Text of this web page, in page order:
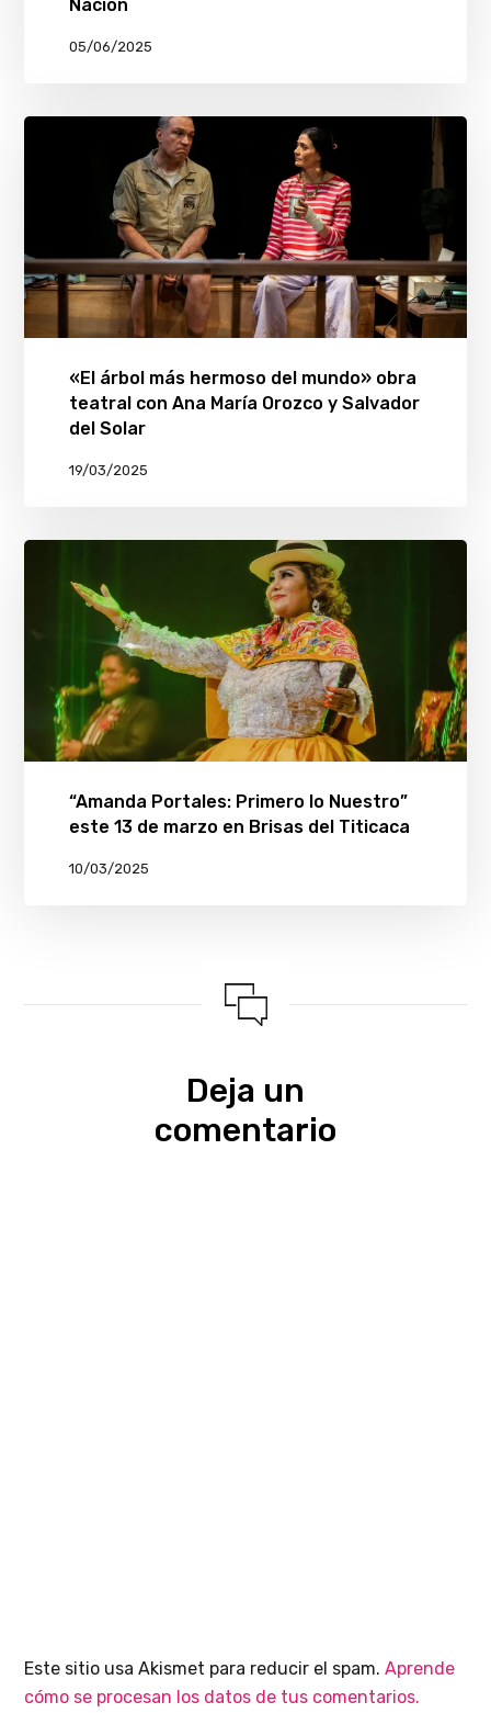
Nación
05/06/2025
«El árbol más hermoso del mundo» obra
teatral con Ana María Orozco y Salvador
del Solar
19/03/2025
“Amanda Portales: Primero lo Nuestro”
este 13 de marzo en Brisas del Titicaca
10/03/2025
Deja un
comentario
Este sitio usa Akismet para reducir el spam.Aprende
cómo se procesan los datos de tus comentarios.